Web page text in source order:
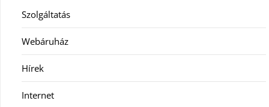
Szolgáltatás
Webáruház
Hírek
Internet